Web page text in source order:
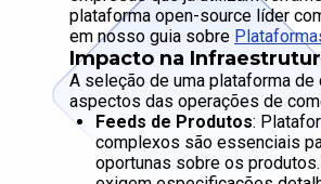
plataforma open-source líder
em nosso guia sobre
Impacto na
A seleção de uma plataforma
aspectos das operações de
Feeds de Produtos:
complexos são essenciais
oportunas sobre os